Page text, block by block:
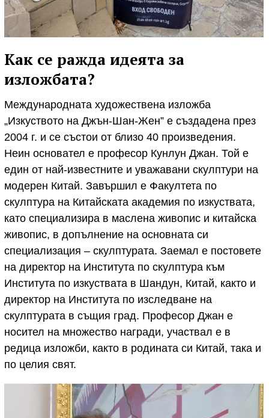
Как се ражда идеята за
изложбата?
Международната художествена изложба
„Изкуството на Джън-Шан-Жен” е създадена през
2004 г. и се състои от близо 40 произведения.
Неин основател е професор Кунлун Джан. Той е
един от най-известните и уважавани скулптури на
модерен Китай. Завършил е Факултета по
скулптура на Китайската академия по изкуствата,
като специализира в маслена живопис и китайска
живопис, в допълнение на основната си
специализация – скулптурата. Заемал е постовете
на директор на Института по скулптура към
Института по изкуствата в Шандун, Китай, както и
директор на Института по изследване на
скулптурата в същия град. Професор Джан е
носител на множество награди, участвал е в
редица изложби, както в родината си Китай, така и
по целия свят.